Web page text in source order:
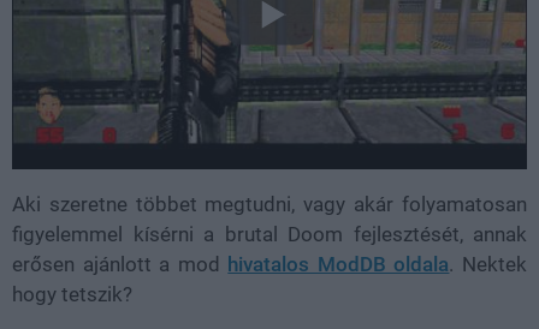
Aki szeretne többet megtudni, vagy akár folyamatosan
figyelemmel kísérni a brutal Doom fejlesztését, annak
erősen ajánlott a mod hivatalos ModDB oldala. Nektek
hogy tetszik?